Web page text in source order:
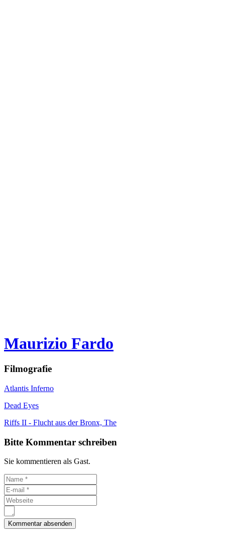
Maurizio Fardo
Filmografie
Atlantis Inferno
Dead Eyes
Riffs II - Flucht aus der Bronx, The
Bitte Kommentar schreiben
Sie kommentieren als Gast.